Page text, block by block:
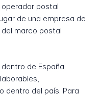
postal
de una empresa de
marco postal
de España
dentro del país. Para